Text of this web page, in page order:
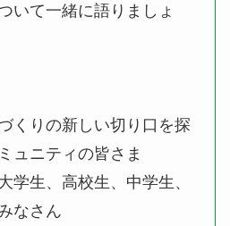
いて一緒に語りましょ
くりの新しい切り口を探
ュニティの皆さま
学生、高校生、中学生、
なさん